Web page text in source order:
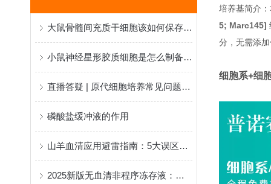
大鼠骨髓间充质干细胞该如何保存和应用？
小鼠神经星形胶质细胞是怎么制备而来的？
直播答疑 | 原代细胞培养常见问题及解决方案
磷酸盐缓冲液的作用
山羊血清应用避雷指南：5大误区与正确操作方法
2025新版无血清非程序冻存液：通过ISO13485认证的科研级产品
培养基简介
5; Marc145]
分，无需添
细胞系+细